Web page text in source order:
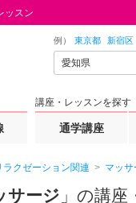
ッスン
例） 東京都 新宿区
講座・レッスンを探す
通学講座
ラクゼーション関連 マッサ
サージ 」の講座